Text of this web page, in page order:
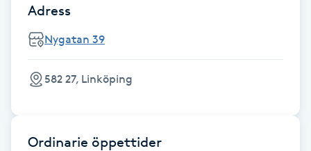
Gravidyoga
Gruppträning
Gua Sha-massage
Adress
Nygatan 39
582 27, Linköping
Ordinarie öppettider